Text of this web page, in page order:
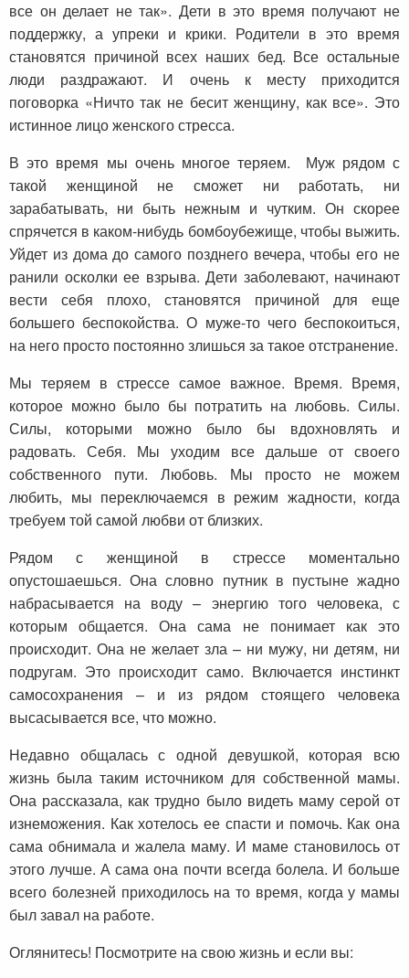
все он делает не так». Дети в это время получают не
поддержку, а упреки и крики. Родители в это время
становятся причиной всех наших бед. Все остальные
люди раздражают. И очень к месту приходится
поговорка «Ничто так не бесит женщину, как все». Это
истинное лицо женского стресса.
В это время мы очень многое теряем. Муж рядом с
такой женщиной не сможет ни работать, ни
зарабатывать, ни быть нежным и чутким. Он скорее
спрячется в каком-нибудь бомбоубежище, чтобы выжить.
Уйдет из дома до самого позднего вечера, чтобы его не
ранили осколки ее взрыва. Дети заболевают, начинают
вести себя плохо, становятся причиной для еще
большего беспокойства. О муже-то чего беспокоиться,
на него просто постоянно злишься за такое отстранение.
Мы теряем в стрессе самое важное. Время. Время,
которое можно было бы потратить на любовь. Силы.
Силы, которыми можно было бы вдохновлять и
радовать. Себя. Мы уходим все дальше от своего
собственного пути. Любовь. Мы просто не можем
любить, мы переключаемся в режим жадности, когда
требуем той самой любви от близких.
Рядом с женщиной в стрессе моментально
опустошаешься. Она словно путник в пустыне жадно
набрасывается на воду – энергию того человека, с
которым общается. Она сама не понимает как это
происходит. Она не желает зла – ни мужу, ни детям, ни
подругам. Это происходит само. Включается инстинкт
самосохранения – и из рядом стоящего человека
высасывается все, что можно.
Недавно общалась с одной девушкой, которая всю
жизнь была таким источником для собственной мамы.
Она рассказала, как трудно было видеть маму серой от
изнеможения. Как хотелось ее спасти и помочь. Как она
сама обнимала и жалела маму. И маме становилось от
этого лучше. А сама она почти всегда болела. И больше
всего болезней приходилось на то время, когда у мамы
был завал на работе.
Оглянитесь! Посмотрите на свою жизнь и если вы: